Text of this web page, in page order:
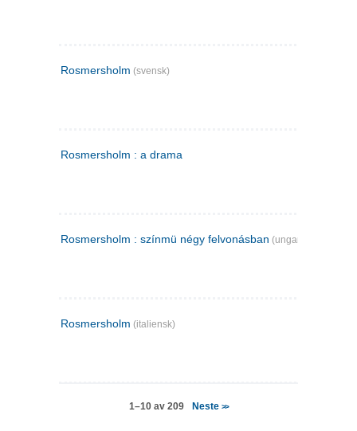
Rosmersholm (svensk)
Rosmersholm : a drama
Rosmersholm : színmü négy felvonásban (ungarsk)
Rosmersholm (italiensk)
1–10 av 209 Neste >>